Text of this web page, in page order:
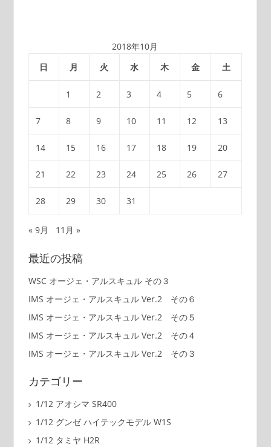
2018年10月
日
月 火 水 木 金 土
1 2 3 4 5 6
7 8 9 10 11 12 13
14 15 16 17 18 19 20
21 22 23 24 25 26 27
28 29 30 31
« 9月 11月 »
最近の投稿
WSC オージェ・アルスキュル その３
IMS オージェ・アルスキュル Ver.2 その６
IMS オージェ・アルスキュル Ver.2 その５
IMS オージェ・アルスキュル Ver.2 その４
IMS オージェ・アルスキュル Ver.2 その３
カテゴリー
1/12 アオシマ SR400
1/12 グンゼ ハイテックモデル W1S
1/12 タミヤ H2R